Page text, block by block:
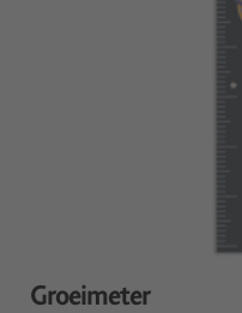
Groeimeter